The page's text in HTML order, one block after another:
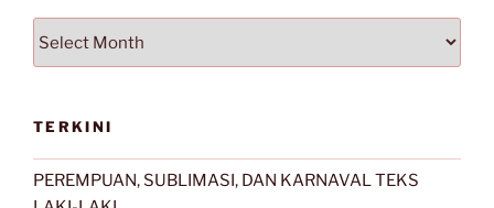
TERKINI
PEREMPUAN, SUBLIMASI, DAN KARNAVAL TEKS